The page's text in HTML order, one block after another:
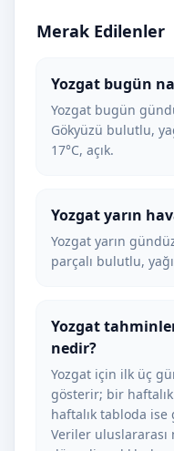
Merak Edilenler
Yozgat bugün
Yozgat bugün
Gökyüzü bulutlu,
17°C, açık.
Yozgat yarın
Yozgat yarın
parçalı bulutlu,
Yozgat
nedir?
Yozgat için ilk üç
gösterir; bir
haftalık tabloda ise
Veriler